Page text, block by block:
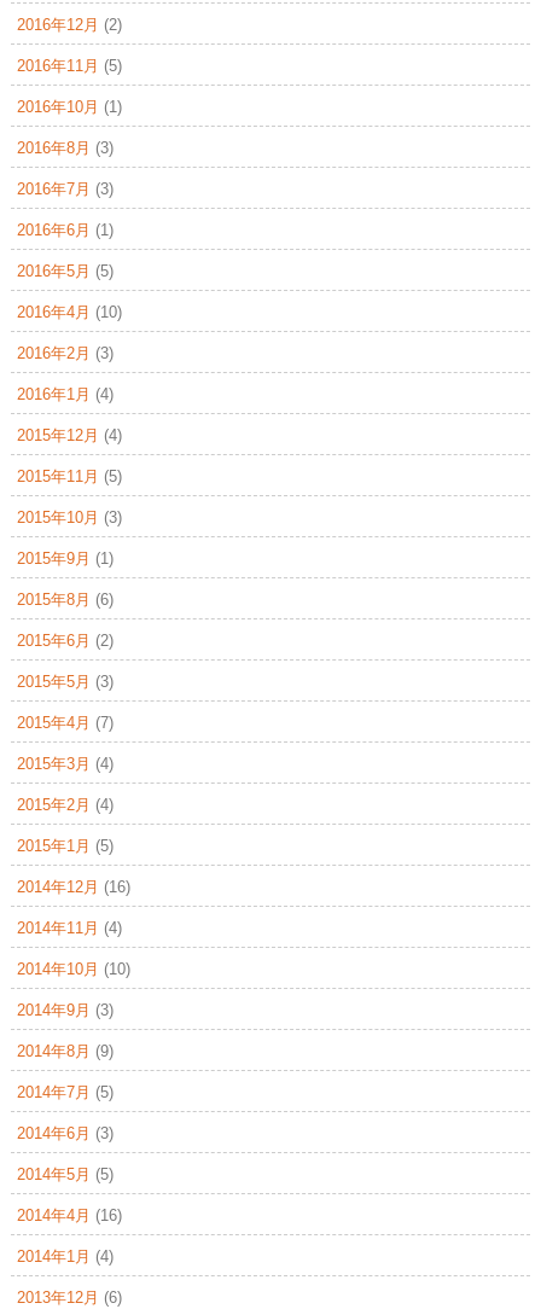
2016年12月 (2)
2016年11月 (5)
2016年10月 (1)
2016年8月 (3)
2016年7月 (3)
2016年6月 (1)
2016年5月 (5)
2016年4月 (10)
2016年2月 (3)
2016年1月 (4)
2015年12月 (4)
2015年11月 (5)
2015年10月 (3)
2015年9月 (1)
2015年8月 (6)
2015年6月 (2)
2015年5月 (3)
2015年4月 (7)
2015年3月 (4)
2015年2月 (4)
2015年1月 (5)
2014年12月 (16)
2014年11月 (4)
2014年10月 (10)
2014年9月 (3)
2014年8月 (9)
2014年7月 (5)
2014年6月 (3)
2014年5月 (5)
2014年4月 (16)
2014年1月 (4)
2013年12月 (6)